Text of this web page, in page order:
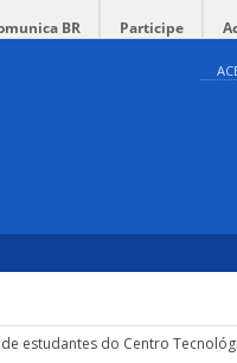
BR Participe
estudantes do Centro